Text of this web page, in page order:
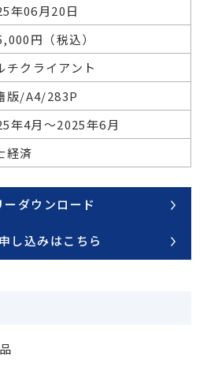
年06月20日
円（税込）
チクライアント
版/A4/283P
年4月～2025年6月
経済
ーダウンロード
し込みはこちら